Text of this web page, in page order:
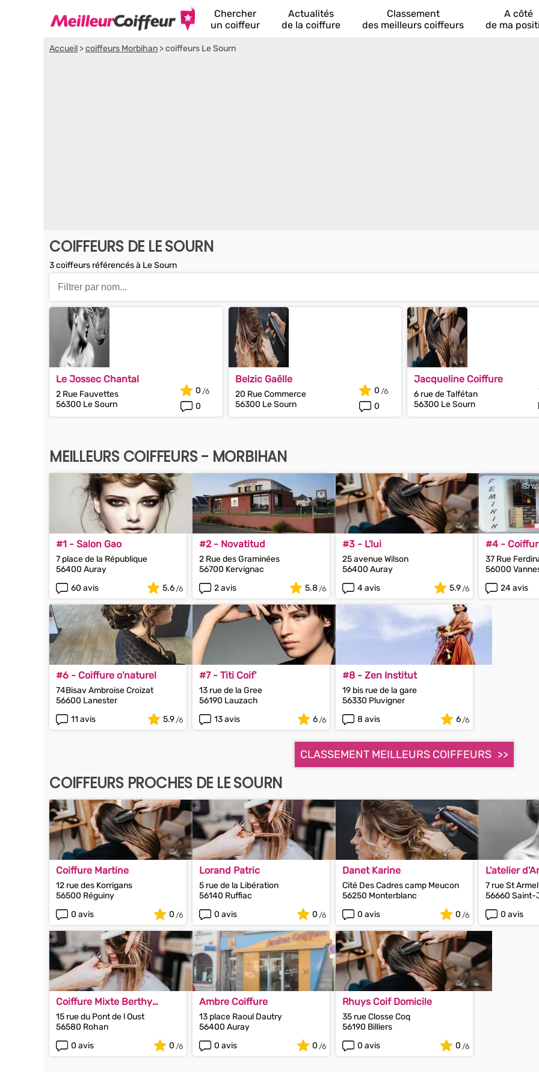
Chercher
un coiffeur
Actualités
de la coiffure
Classement
des meilleurs coiffeurs
A côté
de ma
Accueil >coiffeurs Morbihan >coiffeurs Le Sourn
COIFFEURS DE LE SOURN
3 coiffeurs référencés à Le Sourn
Le Jossec Chantal
2 Rue Fauvettes
56300 Le Sourn
0
0
Belzic Gaëlle
20 Rue Commerce
56300 Le Sourn
0
0
Jacqueline Coiffure
6 rue de Talfétan
56300 Le Sourn
MEILLEURS COIFFEURS - MORBIHAN
#1 - Salon Gao
7 place de la République
56400 Auray
60 avis
5.6
#2 - Novatitud
2 Rue des Graminées
56700 Kervignac
2 avis
5.8
#3 - L'lui
25 avenue Wilson
56400 Auray
4 avis
5.9
#4 -
37 Rue
56000
24 avis
#6 - Coiffure o'naturel
74Bisav Ambroise Croizat
56600 Lanester
11 avis
5.9
#7 - Titi Coif'
13 rue de la Gree
56190 Lauzach
13 avis
6
#8 - Zen Institut
19 bis rue de la gare
56330 Pluvigner
8 avis
6
CLASSEMENT MEILLEURS COIFFEURS
COIFFEURS PROCHES DE LE SOURN
Coiffure Martine
12 rue des Korrigans
56500 Réguiny
0 avis
0
Lorand Patric
5 rue de la Libération
56140 Ruffiac
0 avis
0
Danet Karine
Cité Des Cadres camp Meucon
56250 Monterblanc
0 avis
0
L'atelier
7 rue St Armel
56660
0 avis
Coiffure Mixte Berthy
Pascal
15 rue du Pont de l Oust
56580 Rohan
0 avis
0
Ambre Coiffure
13 place Raoul Dautry
56400 Auray
0 avis
0
Rhuys Coif Domicile
35 rue Closse Coq
56190 Billiers
0 avis
0